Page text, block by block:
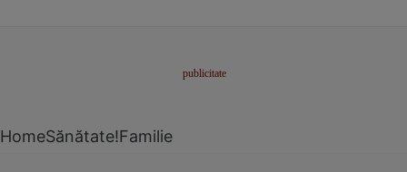
HomeSănătate!Familie